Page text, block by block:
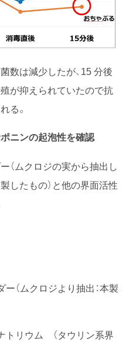
数は減少したが、15 分後
が抑えられていたので抗
る。
ニンの起泡性を確認
（ムクロジの実から抽出し
したもの）と他の界面活性
（ムクロジより抽出：本製
トリウム （タウリン系界